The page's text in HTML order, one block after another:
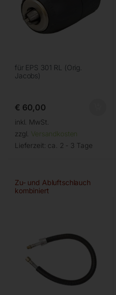
für EPS 301 RL (Orig.
Jacobs)
€ 60,00
inkl. MwSt.
zzgl. Versandkosten
Lieferzeit: ca. 2 - 3 Tage
Zu- und Abluftschlauch
kombiniert